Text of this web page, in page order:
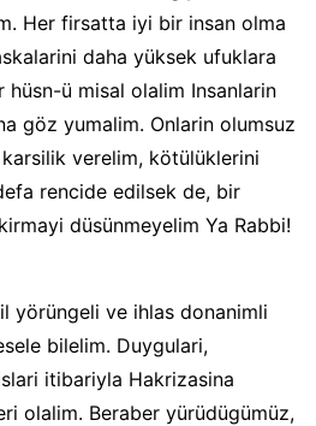
Her firsatta iyi bir insan olma
daha yüksek ufuklara
ü misal olalim Insanlarin
göz yumalim. Onlarin olumsuz
verelim, kötülüklerini
rencide edilsek de, bir
düsünmeyelim Ya Rabbi!
yörüngeli ve ihlas donanimli
bilelim. Duygulari,
itibariyla Hakrizasina
olalim. Beraber yürüdügümüz,